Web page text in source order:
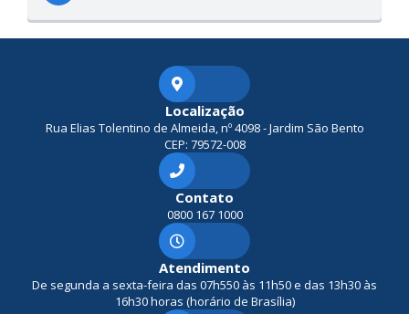
Localização
Rua Elias Tolentino de Almeida, nº 4098 - Jardim São Bento
CEP: 79572-008
Contato
0800 167 1000
Atendimento
De segunda a sexta-feira das 07h550 às 11h50 e das 13h30 às
16h30 horas (horário de Brasília)